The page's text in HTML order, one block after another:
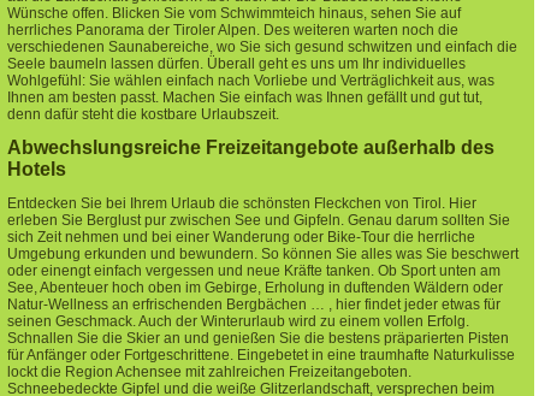
Wünsche offen. Blicken Sie vom Schwimmteich hinaus, sehen Sie auf
herrliches Panorama der Tiroler Alpen. Des weiteren warten noch die
verschiedenen Saunabereiche, wo Sie sich gesund schwitzen und einfach die
Seele baumeln lassen dürfen. Überall geht es uns um Ihr individuelles
Wohlgefühl: Sie wählen einfach nach Vorliebe und Verträglichkeit aus, was
Ihnen am besten passt. Machen Sie einfach was Ihnen gefällt und gut tut,
denn dafür steht die kostbare Urlaubszeit.
Abwechslungsreiche Freizeitangebote außerhalb des
Hotels
Entdecken Sie bei Ihrem Urlaub die schönsten Fleckchen von Tirol. Hier
erleben Sie Berglust pur zwischen See und Gipfeln. Genau darum sollten Sie
sich Zeit nehmen und bei einer Wanderung oder Bike-Tour die herrliche
Umgebung erkunden und bewundern. So können Sie alles was Sie beschwert
oder einengt einfach vergessen und neue Kräfte tanken. Ob Sport unten am
See, Abenteuer hoch oben im Gebirge, Erholung in duftenden Wäldern oder
Natur-Wellness an erfrischenden Bergbächen … , hier findet jeder etwas für
seinen Geschmack. Auch der Winterurlaub wird zu einem vollen Erfolg.
Schnallen Sie die Skier an und genießen Sie die bestens präparierten Pisten
für Anfänger oder Fortgeschrittene. Eingebetet in eine traumhafte Naturkulisse
lockt die Region Achensee mit zahlreichen Freizeitangeboten.
Schneebedeckte Gipfel und die weiße Glitzerlandschaft, versprechen beim